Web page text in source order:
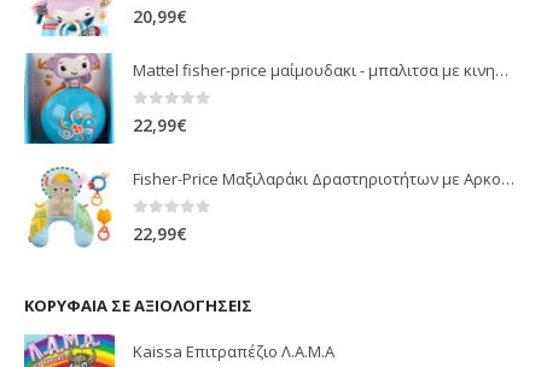
0 out of 5
20,99€
Mattel fisher-price μαίμουδακι - μπαλιτσα με κινηση JLB95
22,99€
Fisher-Price Μαξιλαράκι Δραστηριοτήτων με Αρκουδάκι (JHB44)
22,99€
ΚΟΡΥΦΑΊΑ ΣΕ ΑΞΙΟΛΟΓΉΣΕΙΣ
Kaissa Επιτραπέζιο Λ.Α.Μ.Α